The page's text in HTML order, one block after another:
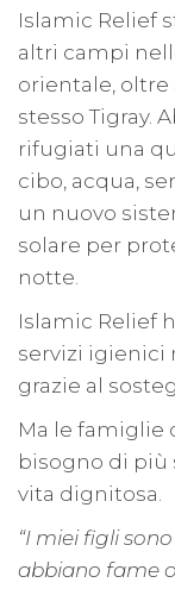
Islamic Relief
altri campi
orientale, oltre
stesso Tigray.
rifugiati una
cibo, acqua,
un nuovo
solare per
notte.
Islamic Relief
servizi igienici
grazie al
Ma le famiglie
bisogno di più
vita dignitosa.
“I miei figli
abbiano fame